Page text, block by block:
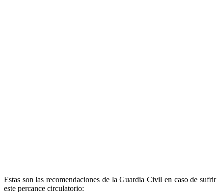
Estas son las recomendaciones de la Guardia Civil en caso de sufrir
este percance circulatorio: